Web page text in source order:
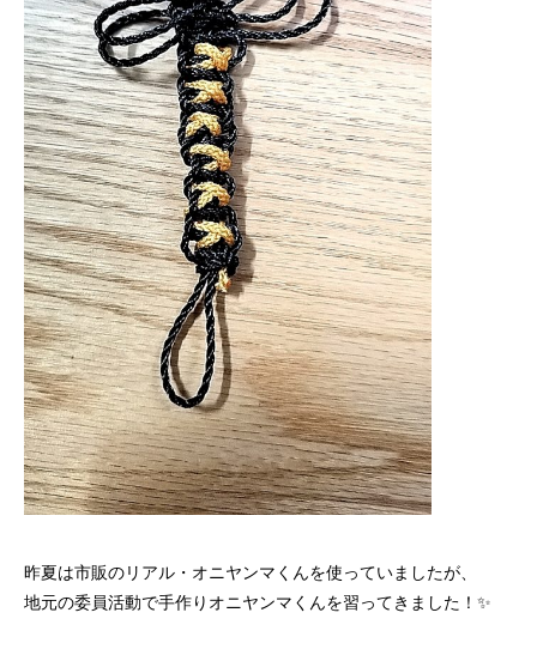
昨夏は市販のリアル・オニヤンマくんを使っていましたが、
地元の委員活動で手作りオニヤンマくんを習ってきました！✨